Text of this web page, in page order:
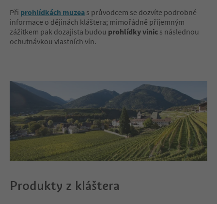
Při prohlídkách muzea s průvodcem se dozvíte podrobné
informace o dějinách kláštera; mimořádně příjemným
zážitkem pak dozajista budou prohlídky vinic s následnou
ochutnávkou vlastních vín.
Produkty z kláštera